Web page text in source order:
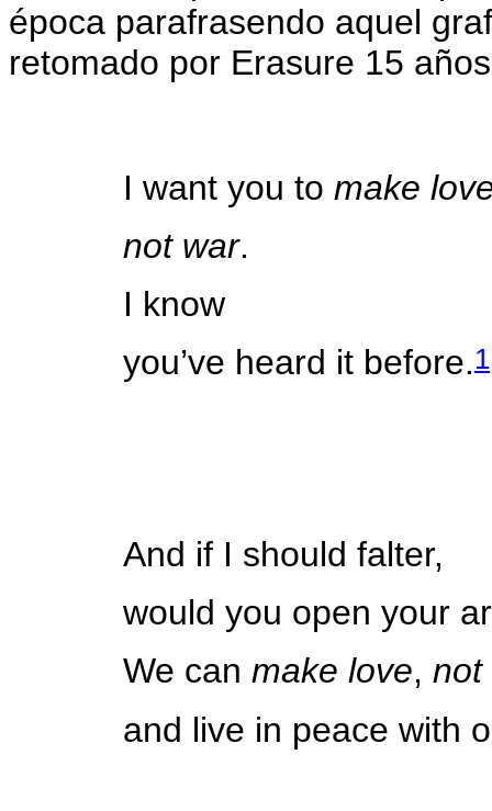
época parafrasendo aquel
retomado por Erasure 15
I want you to make
not war.
I know
you’ve heard it before.1
And if I should falter,
would you open your
We can make love, not
and live in peace with